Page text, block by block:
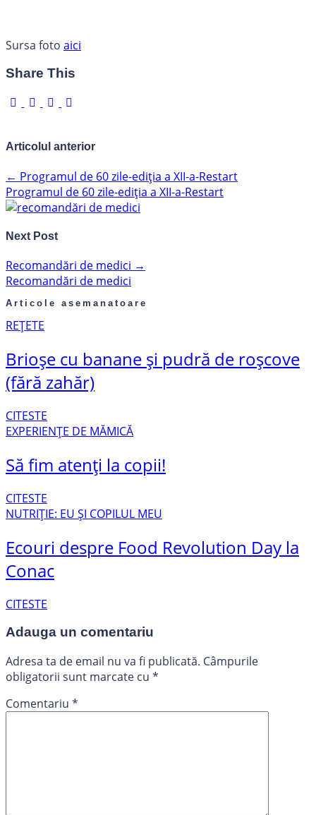
Sursa foto aici
Share This
Articolul anterior
← Programul de 60 zile-ediția a XII-a-Restart
Programul de 60 zile-ediția a XII-a-Restart
Next Post
Recomandări de medici →
Recomandări de medici
Articole asemanatoare
REȚETE
Brioșe cu banane și pudră de roșcove
(fără zahăr)
CITESTE
EXPERIENȚE DE MĂMICĂ
Să fim atenți la copii!
CITESTE
NUTRIȚIE: EU ȘI COPILUL MEU
Ecouri despre Food Revolution Day la
Conac
CITESTE
Adauga un comentariu
Adresa ta de email nu va fi publicată. Câmpurile
obligatorii sunt marcate cu *
Comentariu *